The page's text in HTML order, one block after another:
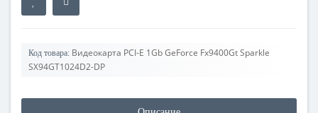
Код товара: Видеокарта PCI-E 1Gb GeForce Fx9400Gt Sparkle
SX94GT1024D2-DP